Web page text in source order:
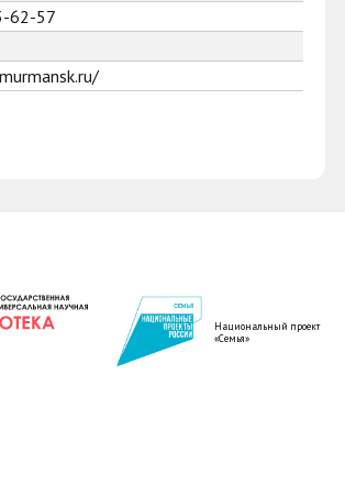
62-57
Национальный проект
«Семья»